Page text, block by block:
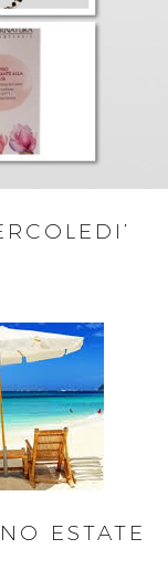
ESTATE